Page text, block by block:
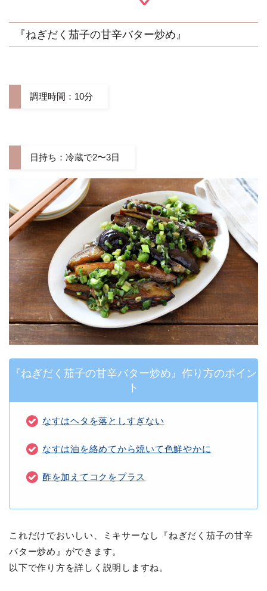
『ねぎだく茄子の甘辛バター炒め』
調理時間：10分
日持ち：冷蔵で2〜3日
『ねぎだく茄子の甘辛バター炒め』作り方のポイン
ト
なすはヘタを落としすぎない
なすは油を絡めてから焼いて色鮮やかに
酢を加えてコクをプラス
これだけでおいしい、ミキサーなし『ねぎだく茄子の甘辛
バター炒め』ができます。
以下で作り方を詳しく説明しますね。